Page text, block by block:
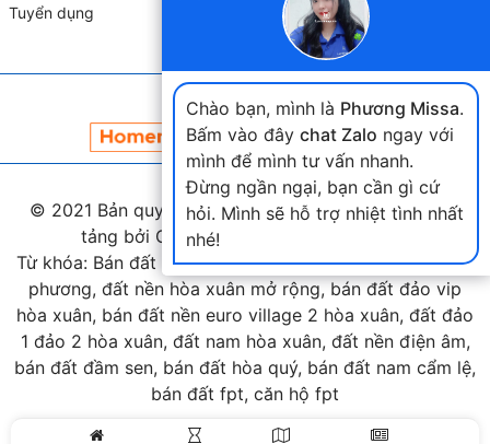
Chào bạn, mình là Phương Missa.
Bấm vào đây chat Zalo ngay với
mình để mình tư vấn nhanh.
Đừng ngần ngại, bạn cần gì cứ
hỏi. Mình sẽ hỗ trợ nhiệt tình nhất
nhé!
Tuyển dụng
© 2021 Bản quyền thuộclandmap.vn. Phát triển nền
tảng bởi Công ty Home Land Việt Nam.
Từ khóa: Bán đất hòa xuân, bán đất nam cầu nguyễn tri
phương, đất nền hòa xuân mở rộng, bán đất đảo vip
hòa xuân, bán đất nền euro village 2 hòa xuân, đất đảo
1 đảo 2 hòa xuân, đất nam hòa xuân, đất nền điện âm,
bán đất đầm sen, bán đất hòa quý, bán đất nam cẩm lệ,
bán đất fpt, căn hộ fpt